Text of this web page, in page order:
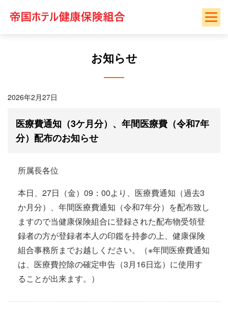
お知らせ
2026年2月27日
医療費通知（3ケ月分）、年間医療費（令和7年
分）配布のお知らせ
所属長各位
本日、27日（金）09：00より、医療費通知（過去3
か月分）、年間医療費通知（令和7年分）を配布致し
ますので当健康保険組合に登録された配布物受領登
録者の方が登録者本人の印鑑を持参の上、健康保険
組合事務所までお越しください。（※年間医療費通知
は、医療費控除の確定申告（3月16日迄）に使用す
ることが出来ます。）